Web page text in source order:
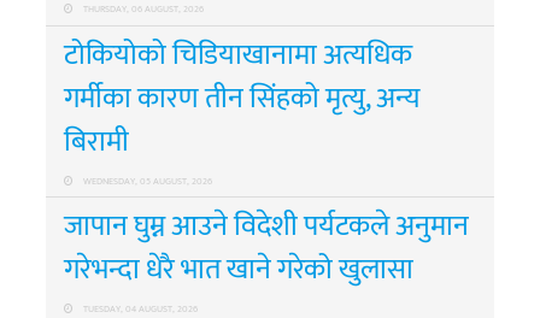
THURSDAY, 06 AUGUST, 2026
टोकियोको चिडियाखानामा अत्यधिक
गर्मीका कारण तीन सिंहको मृत्यु, अन्य
बिरामी
WEDNESDAY, 05 AUGUST, 2026
जापान घुम्न आउने विदेशी पर्यटकले अनुमान
गरेभन्दा धेरै भात खाने गरेको खुलासा
TUESDAY, 04 AUGUST, 2026